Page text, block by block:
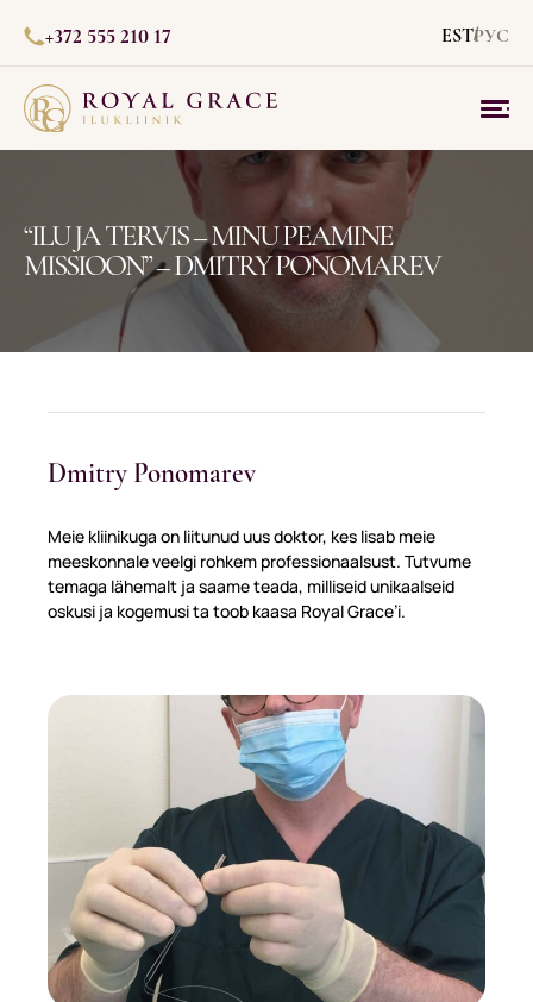
+372 555 210 17 ESTРУС
“ILU JA TERVIS – MINU PEAMINE
MISSIOON” – DMITRY PONOMAREV
Dmitry Ponomarev
Meie kliinikuga on liitunud uus doktor, kes lisab meie
meeskonnale veelgi rohkem professionaalsust. Tutvume
temaga lähemalt ja saame teada, milliseid unikaalseid
oskusi ja kogemusi ta toob kaasa Royal Grace’i.